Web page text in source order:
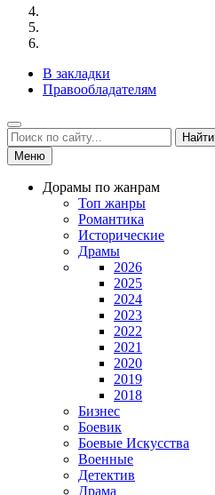
В закладки
Правообладателям
Найти
Меню
Дорамы по жанрам
Топ жанры
Романтика
Исторические
Драмы
2026
2025
2024
2023
2022
2021
2020
2019
2018
Бизнес
Боевик
Боевые Искусства
Военные
Детектив
Драма